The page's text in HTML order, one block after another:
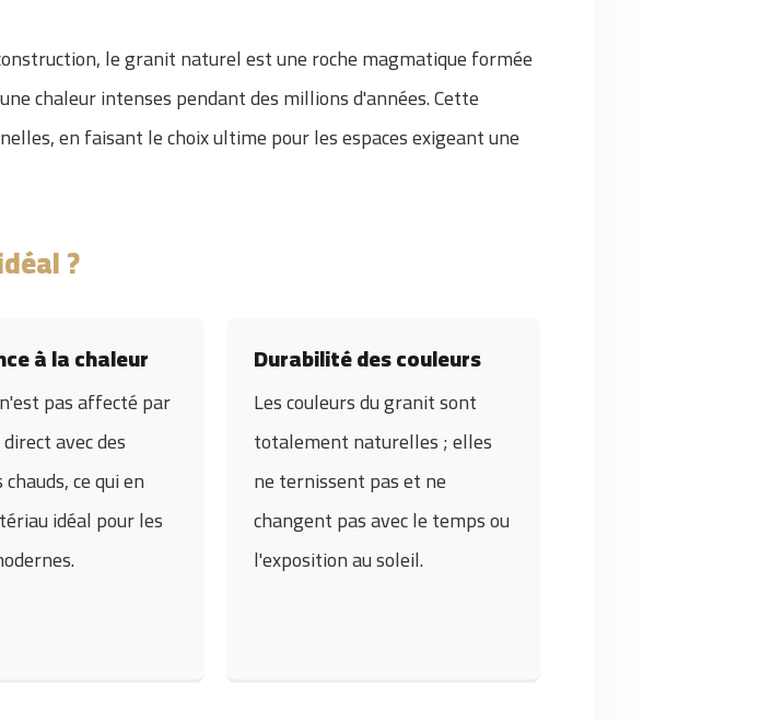
le granit naturel est une roche magmatique formée
chaleur intenses pendant des millions d'années. Cette
en faisant le choix ultime pour les espaces exigeant une
?
à la chaleur
pas affecté par
avec des
ce qui en
idéal pour les
Durabilité des couleurs
Les couleurs du granit sont
totalement naturelles ; elles
ne ternissent pas et ne
changent pas avec le temps ou
l'exposition au soleil.